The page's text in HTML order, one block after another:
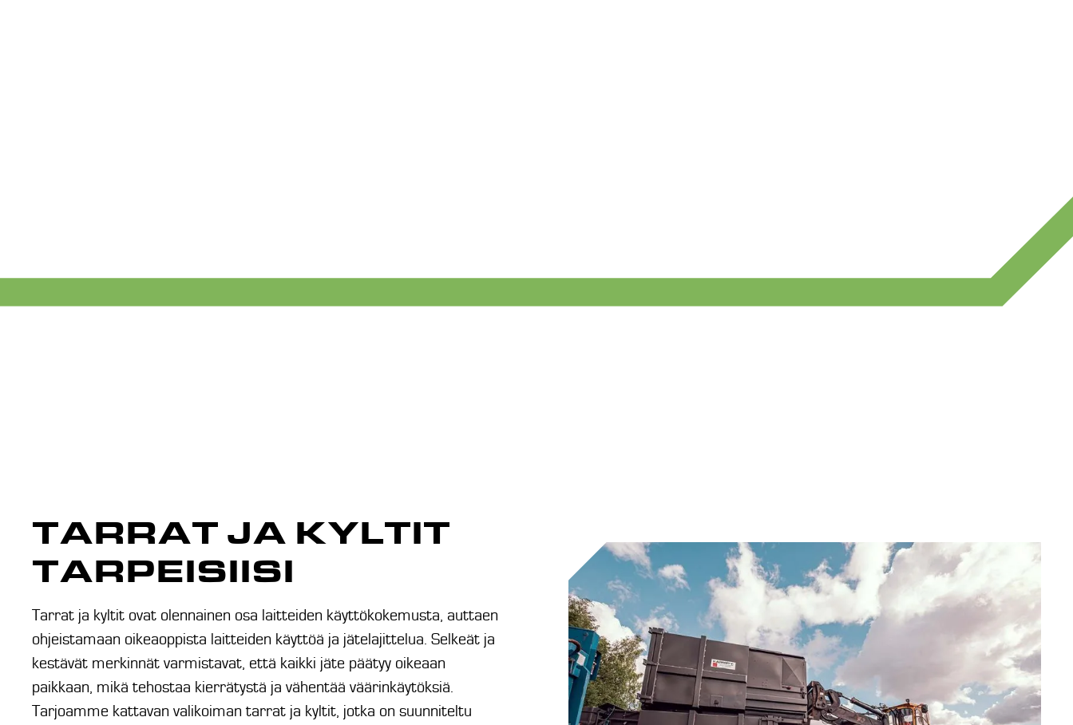
TARRAT JA KYLTIT
TARPEISIISI
Tarrat ja kyltit ovat olennainen osa laitteiden käyttökokemusta, auttaen
ohjeistamaan oikeaoppista laitteiden käyttöä ja jätelajittelua. Selkeät ja
kestävät merkinnät varmistavat, että kaikki jäte päätyy oikeaan
paikkaan, mikä tehostaa kierrätystä ja vähentää väärinkäytöksiä.
Tarjoamme kattavan valikoiman tarrat ja kyltit, jotka on suunniteltu